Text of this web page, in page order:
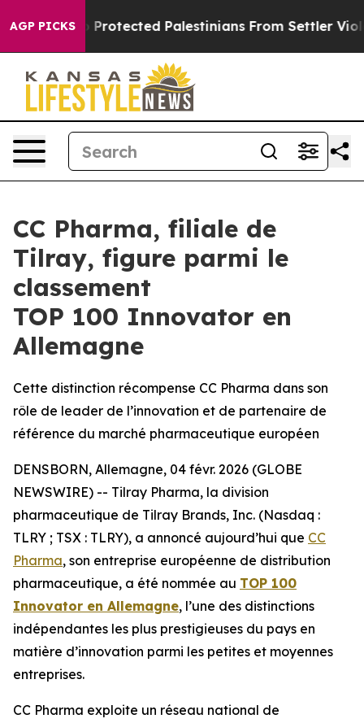
AGP PICKS
Who Protected Palestinians From Settler Violence
CC Pharma, filiale de
Tilray, figure parmi le
classement
TOP 100 Innovator en
Allemagne
Cette distinction récompense CC Pharma dans son
rôle de leader de l’innovation et de partenaire de
référence du marché pharmaceutique européen
DENSBORN, Allemagne, 04 févr. 2026 (GLOBE
NEWSWIRE) -- Tilray Pharma, la division
pharmaceutique de Tilray Brands, Inc. (Nasdaq :
TLRY ; TSX : TLRY), a annoncé aujourd’hui que CC
Pharma, son entreprise européenne de distribution
pharmaceutique, a été nommée au TOP 100
Innovator en Allemagne, l’une des distinctions
indépendantes les plus prestigieuses du pays en
matière d’innovation parmi les petites et moyennes
entreprises.
CC Pharma exploite un réseau national de